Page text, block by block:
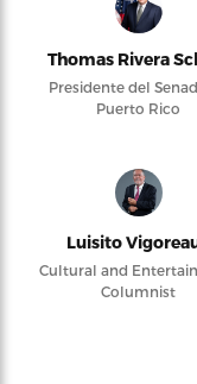
Thomas Rivera
Presidente del
Puerto Rico
Luisito
Cultural and
Columnist